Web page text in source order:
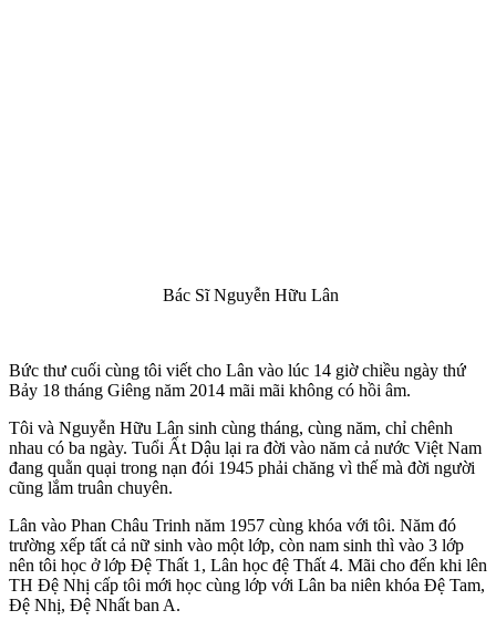
Bác Sĩ Nguyễn Hữu Lân
Bức thư cuối cùng tôi viết cho Lân vào lúc 14 giờ chiều ngày thứ
Bảy 18 tháng Giêng năm 2014 mãi mãi không có hồi âm.
Tôi và Nguyễn Hữu Lân sinh cùng tháng, cùng năm, chỉ chênh
nhau có ba ngày. Tuổi Ất Dậu lại ra đời vào năm cả nước Việt Nam
đang quằn quại trong nạn đói 1945 phải chăng vì thế mà đời người
cũng lắm truân chuyên.
Lân vào Phan Châu Trinh năm 1957 cùng khóa với tôi. Năm đó
trường xếp tất cả nữ sinh vào một lớp, còn nam sinh thì vào 3 lớp
nên tôi học ở lớp Đệ Thất 1, Lân học đệ Thất 4. Mãi cho đến khi lên
TH Đệ Nhị cấp tôi mới học cùng lớp với Lân ba niên khóa Đệ Tam,
Đệ Nhị, Đệ Nhất ban A.